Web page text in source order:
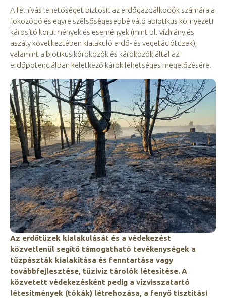
A felhívás lehetőséget biztosit az erdőgazdálkodók számára a
fokozódó és egyre szélsőségesebbé váló abiotikus környezeti
károsító körülmények és események (mint pl. vízhiány és
aszály következtében kialakuló erdő- és vegetációtüzek),
valamint a biotikus kórokozók és károkozók által az
erdőpotenciálban keletkező károk lehetséges megelőzésére.
Az erdőtüzek kialakulását és a védekezést
közvetlenül segítő támogatható tevékenységek a
tűzpászták kialakítása és fenntartása vagy
továbbfejlesztése, tűzivíz tárolók létesítése.A
közvetett védekezésként pedig a vízvisszatartó
létesítmények (tókák) létrehozása, a fenyő tisztítási